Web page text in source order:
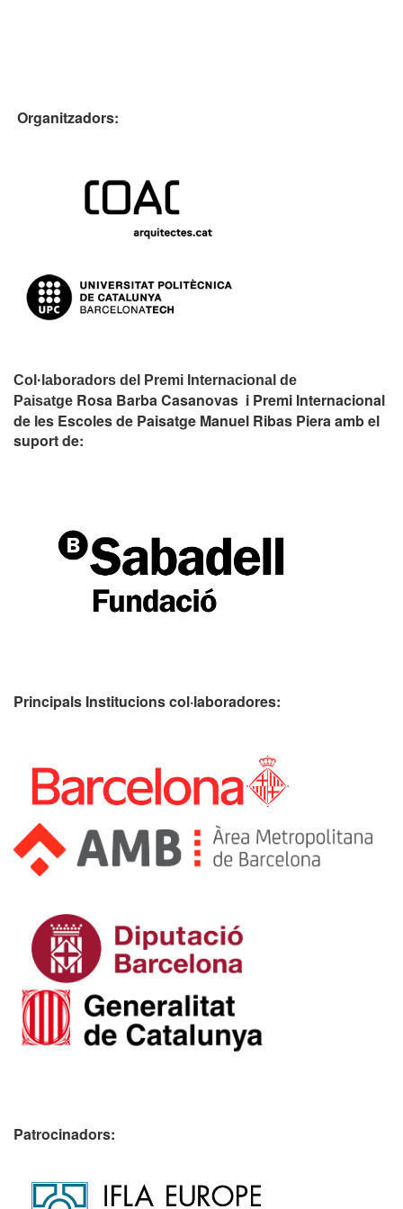
Organitzadors:
Col·laboradors del Premi Internacional de
Paisatge Rosa Barba Casanovas i Premi Internacional
de les Escoles de Paisatge Manuel Ribas Piera amb el
suport de:
Principals Institucionscol·laboradores:
Patrocinadors: